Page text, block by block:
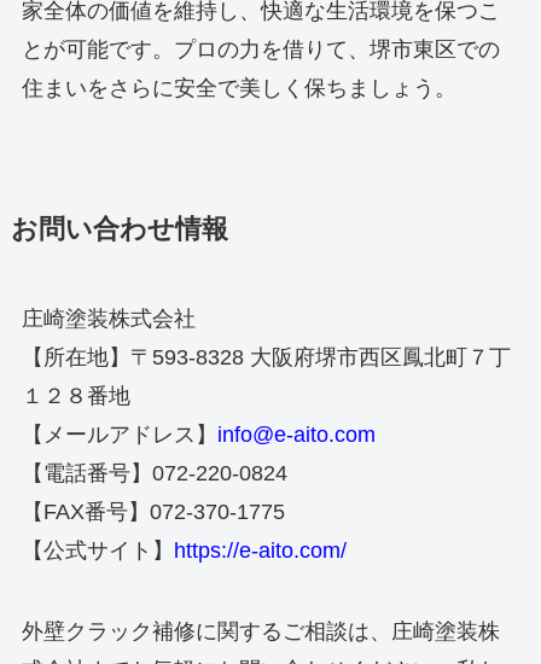
家全体の価値を維持し、快適な生活環境を保つこ
とが可能です。プロの力を借りて、堺市東区での
住まいをさらに安全で美しく保ちましょう。
お問い合わせ情報
庄崎塗装株式会社
【所在地】〒593-8328 大阪府堺市西区鳳北町７丁
１２８番地
【メールアドレス】 info@e-aito.com
【電話番号】072-220-0824
【FAX番号】072-370-1775
【公式サイト】 https://e-aito.com/
外壁クラック補修に関するご相談は、庄崎塗装株